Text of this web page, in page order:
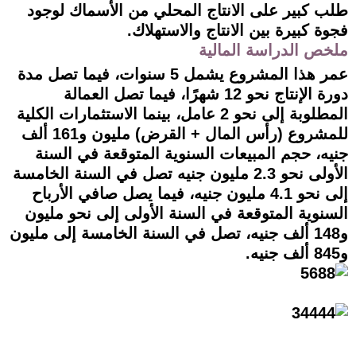
طلب كبير على الانتاج المحلي من الأسماك لوجود
فجوة كبيرة بين الانتاج والاستهلاك.
ملخص الدراسة المالية
عمر هذا المشروع يشمل 5 سنوات، فيما تصل مدة
دورة الإنتاج نحو 12 شهرًا، فيما تصل العمالة
المطلوبة إلى نحو 2 عامل، بينما الاستثمارات الكلية
للمشروع (رأس المال + القرض) مليون و161 ألف
جنيه، حجم المبيعات السنوية المتوقعة في السنة
الأولى نحو 2.3 مليون جنيه تصل في السنة الخامسة
إلى نحو 4.1 مليون جنيه، فيما يصل صافي الأرباح
السنوية المتوقعة في السنة الأولى إلى نحو مليون
و148 ألف جنيه، تصل في السنة الخامسة إلى مليون
و845 ألف جنيه.